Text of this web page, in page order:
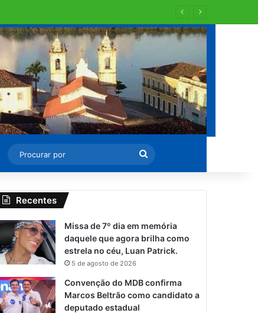
Procurar
por
Recentes
Missa de 7º dia em memória
daquele que agora brilha como
estrela no céu, Luan Patrick.
5 de agosto de 2026
Convenção do MDB confirma
Marcos Beltrão como candidato a
deputado estadual